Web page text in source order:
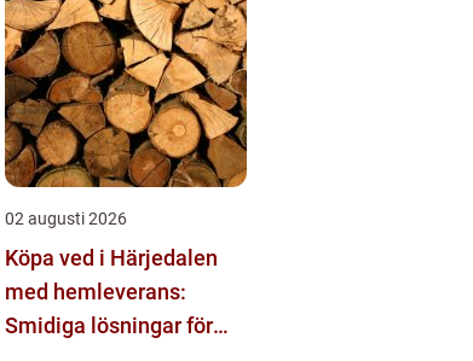
02 augusti 2026
Köpa ved i Härjedalen
med hemleverans:
Smidiga lösningar för